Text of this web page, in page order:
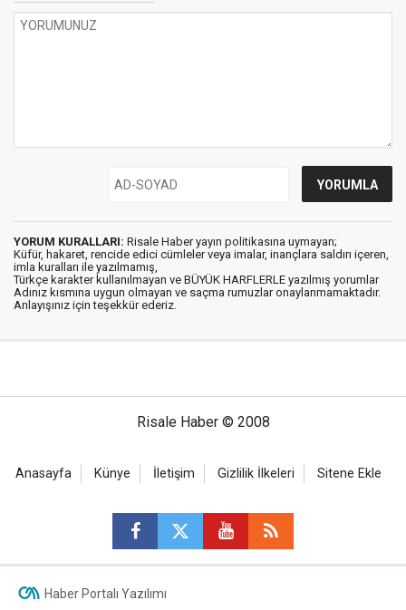
YORUM KURALLARI: Risale Haber yayın politikasına uymayan;
Küfür, hakaret, rencide edici cümleler veya imalar, inançlara saldırı içeren,
imla kuralları ile yazılmamış,
Türkçe karakter kullanılmayan ve BÜYÜK HARFLERLE yazılmış yorumlar
Adınız kısmına uygun olmayan ve saçma rumuzlar onaylanmamaktadır.
Anlayışınız için teşekkür ederiz.
Risale Haber © 2008
Anasayfa Künye İletişim Gizlilik İlkeleri Sitene Ekle
Haber Portalı Yazılımı